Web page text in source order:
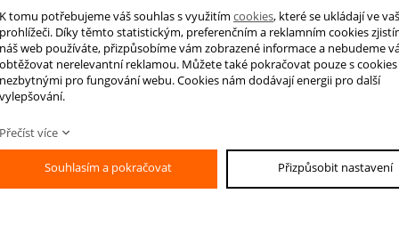
Heat Set technologií (tepelně stabilizační úprava polypropylenových
příjemná na dotek).Díky technologii Heat Set se koberce Colora snadno
Výška vlasu koberců Colora je 12 milimetrů a hmotnost 2250 g / m2.
tradiční perské koberce. Kolekce má širokou škálu velikostí, barev
smetanová, modrá, šedomodrá, béžová, šedá
ÚDRŽBA:
vysávání nečistot z koberce, aby se zabránilo jejich zašlapání do
čištění koberce.
K tomu potřebujeme váš souhlas s využitím cookies, které se ukládají ve
prohlížeči. Díky těmto statistickým, preferenčním a reklamním cookies
náš web používáte, přizpůsobíme vám zobrazené informace a nebudeme
obtěžovat nerelevantní reklamou. Můžete také pokračovat pouze s cookies
nezbytnými pro fungování webu. Cookies nám dodávají energii pro další
vylepšování.
Přečíst více
Souhlasím a pokračovat Přizpůsobit nastavení